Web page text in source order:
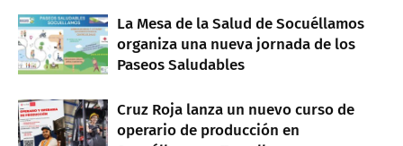
La Mesa de la Salud de Socuéllamos
organiza una nueva jornada de los
Paseos Saludables
Cruz Roja lanza un nuevo curso de
operario de producción en